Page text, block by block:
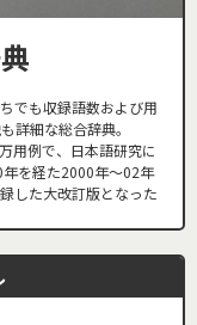
でも収録語数および用
詳細な総合辞典。
用例で、日本語研究に
を経た2000年～02年
した大改訂版となった